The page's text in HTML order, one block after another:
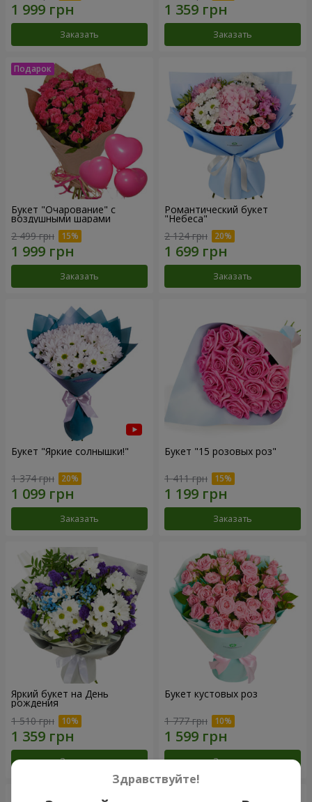
Заказать Заказать
Букет "Очарование" с
воздушными шарами
2 499 грн
Заказать
Романтический букет
"Небеса"
2 124 грн
Заказать
Букет "Яркие солнышки!"
1 374 грн
Заказать
Букет "15 розовых роз"
1 411 грн
Заказать
Яркий букет на День
рождения
1 510 грн
Заказать
Букет кустовых роз
1 777 грн
Заказать
Здравствуйте!